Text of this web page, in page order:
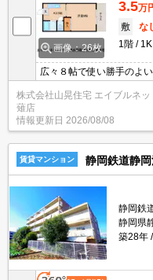
画像：26枚
3.5万
敷
な
1階
1K
広々８帖で使い勝手のよ
イアウトがしやすい広さ
が徒歩１０分圏内にあり
敷金・礼金0で初期費用
ス・トイレ別で3.5万円は
よ☆
株式会社山晃住宅 エイブルネ
薙店
情報更新日 2026/08/08
賃貸マンション 静岡鉄道静
静岡鉄
静岡県
築28年